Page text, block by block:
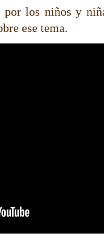
por los niños y
ese tema.